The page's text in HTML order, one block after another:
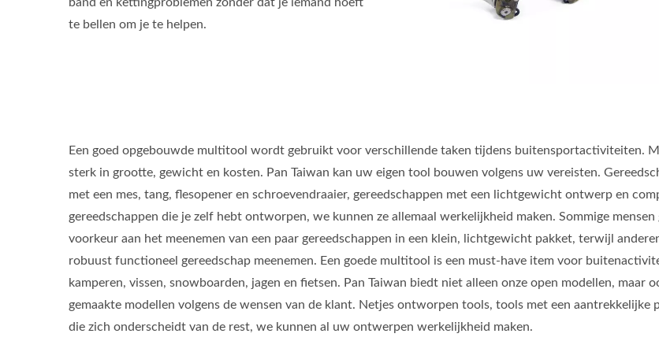
te bellen om je te helpen.
Een goed opgebouwde multitool wordt gebruikt voor verschillende taken tijdens buitensportactiviteiten.
sterk in grootte, gewicht en kosten. Pan Taiwan kan uw eigen tool bouwen volgens uw vereisten.
met een mes, tang, flesopener en schroevendraaier, gereedschappen met een lichtgewicht ontwerp en
gereedschappen die je zelf hebt ontworpen, we kunnen ze allemaal werkelijkheid maken. Sommige mensen
voorkeur aan het meenemen van een paar gereedschappen in een klein, lichtgewicht pakket, terwijl
robuust functioneel gereedschap meenemen. Een goede multitool is een must-have item voor
kamperen, vissen, snowboarden, jagen en fietsen. Pan Taiwan biedt niet alleen onze open modellen, maar
gemaakte modellen volgens de wensen van de klant. Netjes ontworpen tools, tools met een aantrekkelijke
die zich onderscheidt van de rest, we kunnen al uw ontwerpen werkelijkheid maken.